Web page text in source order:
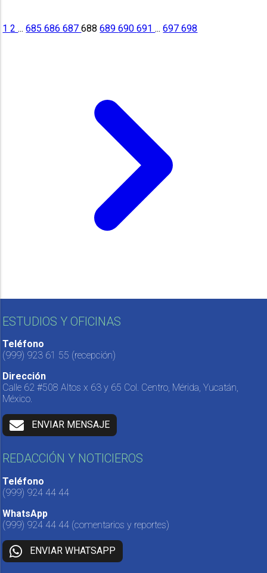
12... 685686687688 689690691... 697698
ESTUDIOS Y OFICINAS
Teléfono
(999) 923 61 55 (recepción)
Dirección
Calle 62 #508 Altos x 63 y 65 Col. Centro, Mérida, Yucatán,
México.
ENVIAR MENSAJE
REDACCIÓN Y NOTICIEROS
Teléfono
(999) 924 44 44
WhatsApp
(999) 924 44 44 (comentarios y reportes)
ENVIAR WHATSAPP